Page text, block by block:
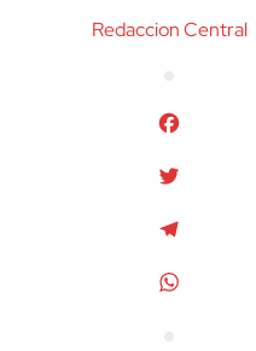
Redaccion Central